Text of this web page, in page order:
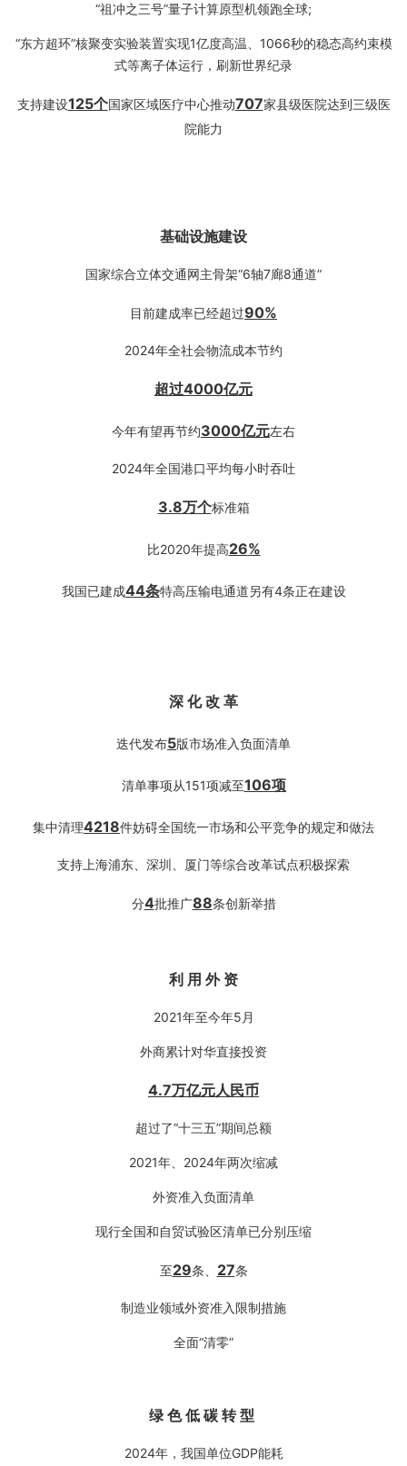
“祖冲之三号”量子计算原型机领跑全球;
“东方超环”核聚变实验装置实现1亿度高温、1066秒的稳态高约束模
式等离子体运行，刷新世界纪录
支持建设125个国家区域医疗中心推动707家县级医院达到三级医
院能力
基础设施建设
国家综合立体交通网主骨架“6轴7廊8通道”
目前建成率已经超过90%
2024年全社会物流成本节约
超过4000亿元
今年有望再节约3000亿元左右
2024年全国港口平均每小时吞吐
3.8万个标准箱
比2020年提高26%
我国已建成44条特高压输电通道另有4条正在建设
深 化 改 革
迭代发布5版市场准入负面清单
清单事项从151项减至106项
集中清理4218件妨碍全国统一市场和公平竞争的规定和做法
支持上海浦东、深圳、厦门等综合改革试点积极探索
分4批推广88条创新举措
利 用 外 资
2021年至今年5月
外商累计对华直接投资
4.7万亿元人民币
超过了“十三五”期间总额
2021年、2024年两次缩减
外资准入负面清单
现行全国和自贸试验区清单已分别压缩
至29条、 27条
制造业领域外资准入限制措施
全面“清零”
绿 色 低 碳 转 型
2024年，我国单位GDP能耗